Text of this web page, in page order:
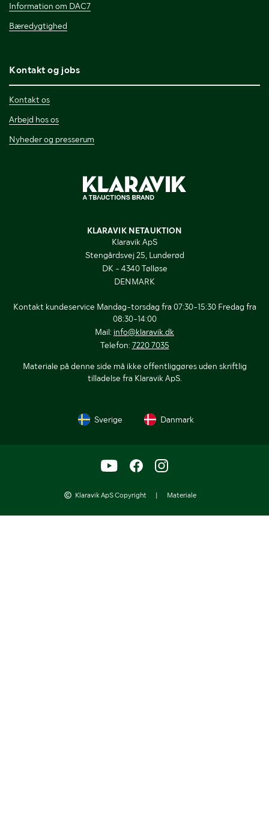
Information om DAC7
Bæredygtighed
Kontakt og jobs
Kontakt os
Arbejd hos os
Nyheder og presserum
KLARAVIK NETAUKTION
Klaravik ApS
Stengårdsvej 25, Lunderød
DK - 4340 Tølløse
DENMARK
Kontakt kundeservice Mandag-torsdag fra 07:30-15:30 Fredag fra
08:30-14:00
Mail: info@klaravik.dk
Telefon: 7220 7035
Materiale på denne side må ikke offentliggøres uden skriftlig
tilladelse fra Klaravik ApS.
Sverige Danmark
Klaravik ApS Copyright | Materiale